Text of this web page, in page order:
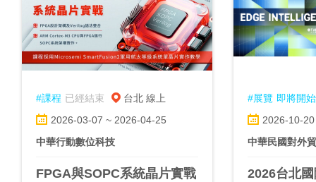
#課程 已經結束
台北 線上
2026-03-07 ~ 2026-04-25
中華行動數位科技
FPGA與SOPC系統晶片實戰
#展覽 即將開始
2026-10-
中華民國對外
2026台北